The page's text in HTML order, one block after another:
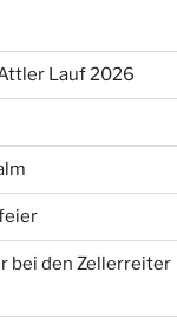
Lauf 2026
bei den Zellerreiter